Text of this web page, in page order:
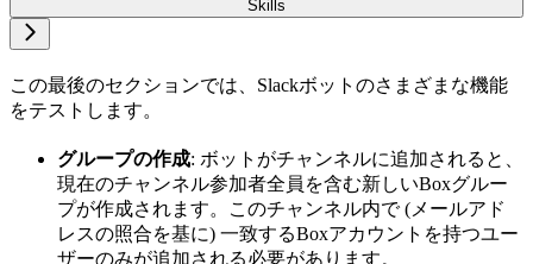
Skills
この最後のセクションでは、Slackボットのさまざまな機能
をテストします。
グループの作成: ボットがチャンネルに追加されると、
現在のチャンネル参加者全員を含む新しいBoxグルー
プが作成されます。このチャンネル内で (メールアド
レスの照合を基に) 一致するBoxアカウントを持つユー
ザーのみが追加される必要があります。